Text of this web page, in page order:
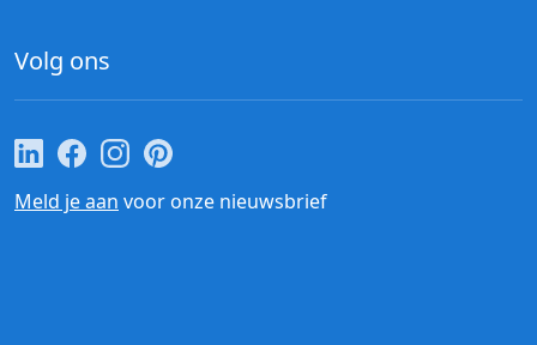
Volg ons
Cateraar.nl op LinkedIn
Cateraar.nl op Facebook
Cateraar.nl op Instagram
Cateraar.nl op Pinterest
Meld je aan voor onze nieuwsbrief